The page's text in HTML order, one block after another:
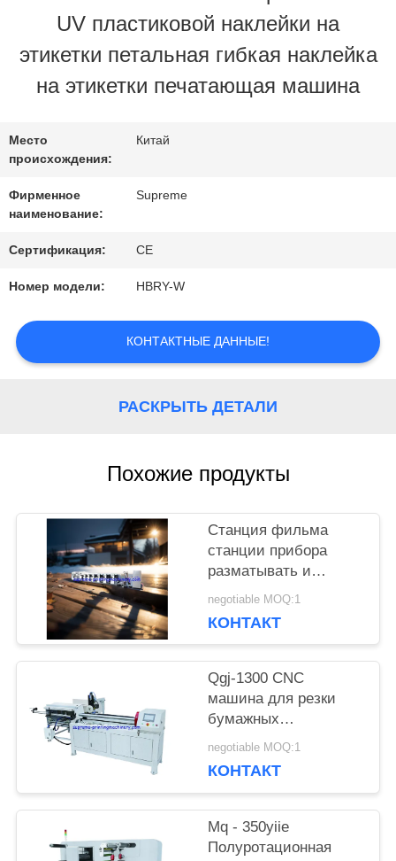
ЗАВОДУ
С
НАМИ
ЗАПРОСИТЕ
ЦИТАТУ
ПОЛИТИКА
КОНФИДЕНЦИАЛЬНОСТИ
UV пластиковой наклейки на
этикетки петальная гибкая наклейка
на этикетки печатающая машина
Место
происхождения:
Китай
Фирменное
наименование:
Supreme
Сертификация: CE
Номер модели: HBRY-W
КОНТАКТНЫЕ ДАННЫЕ!
РАСКРЫТЬ ДЕТАЛИ
Похожие продукты
Станция фильма
станции прибора
разматывать и
перематывать
HBRY-W нон-стоп
прокатывая
negotiable MOQ:1
КОНТАКТ
Qgj-1300 CNC
машина для резки
бумажных
пластиковых труб
negotiable MOQ:1
КОНТАКТ
Mq - 350yiie
Полуротационная